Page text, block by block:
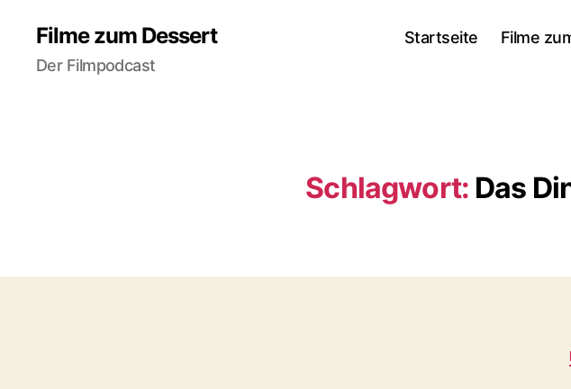
Filme zum Dessert
Der Filmpodcast
Startseite Filme
Schlagwort: Das